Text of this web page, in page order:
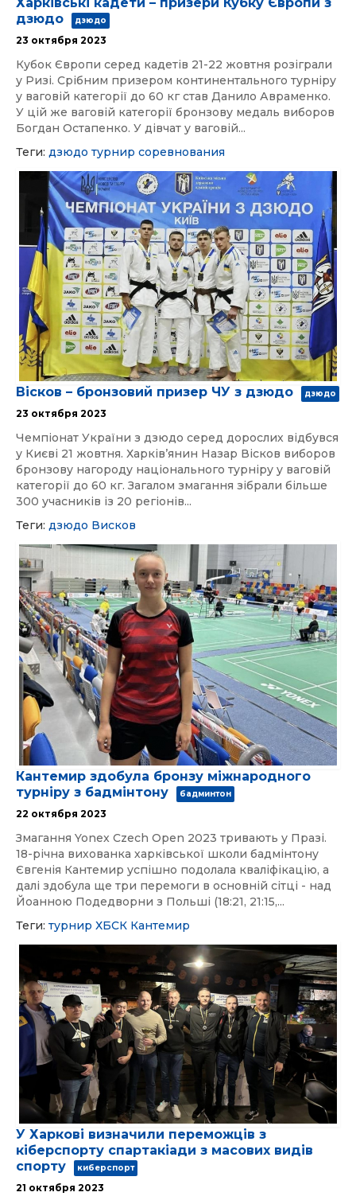
дзюдо
дзюдо
23 октября 2023
Кубок Європи серед кадетів 21-22 жовтня розіграли
у Ризі. Срібним призером континентального турніру
у ваговій категорії до 60 кг став Данило Авраменко.
У цій же ваговій категорії бронзову медаль виборов
Богдан Остапенко. У дівчат у ваговій...
Теги: дзюдо турнир соревнования
Вісков – бронзовий призер ЧУ з дзюдо дзюдо
23 октября 2023
Чемпіонат України з дзюдо серед дорослих відбувся
у Києві 21 жовтня. Харківʼянин Назар Вісков виборов
бронзову нагороду національного турніру у ваговій
категорії до 60 кг. Загалом змагання зібрали більше
300 учасників із 20 регіонів...
Теги: дзюдо Висков
Кантемир здобула бронзу міжнародного
турніру з бадмінтону
бадминтон
22 октября 2023
Змагання Yonex Czech Open 2023 тривають у Празі.
18-річна вихованка харківської школи бадмінтону
Євгенія Кантемир успішно подолала кваліфікацію, а
далі здобула ще три перемоги в основній сітці - над
Йоанною Подедворни з Польші (18:21, 21:15,...
Теги: турнир ХБСК Кантемир
У Харкові визначили переможців з
кіберспорту спартакіади з масових видів
спорту
киберспорт
21 октября 2023